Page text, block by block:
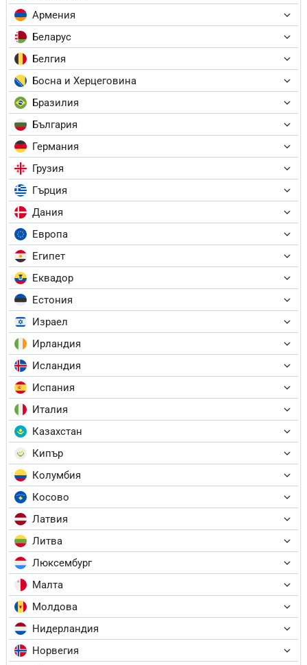
Армения
Беларус
Белгия
Босна и Херцеговина
Бразилия
България
Германия
Грузия
Гърция
Дания
Европа
Египет
Еквадор
Естония
Израел
Ирландия
Исландия
Испания
Италия
Казахстан
Кипър
Колумбия
Косово
Латвия
Литва
Люксембург
Малта
Молдова
Нидерландия
Норвегия